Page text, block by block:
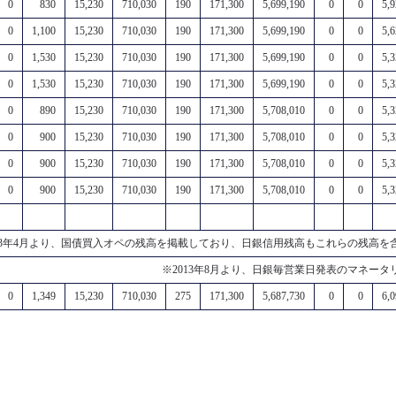
0 830 15,230 710,030 190 171,300 5,699,190 0 0
0 1,100 15,230 710,030 190 171,300 5,699,190 0 0
0 1,530 15,230 710,030 190 171,300 5,699,190 0 0
0 1,530 15,230 710,030 190 171,300 5,699,190 0 0
0 890 15,230 710,030 190 171,300 5,708,010 0 0
0 900 15,230 710,030 190 171,300 5,708,010 0 0
0 900 15,230 710,030 190 171,300 5,708,010 0 0
0 900 15,230 710,030 190 171,300 5,708,010 0 0
4月より、国債買入オペの残高を掲載しており、日銀信用残高もこれらの残高を
※2013年8月より、日銀毎営業日発表のマネータ
0 1,349 15,230 710,030 275 171,300 5,687,730 0 0